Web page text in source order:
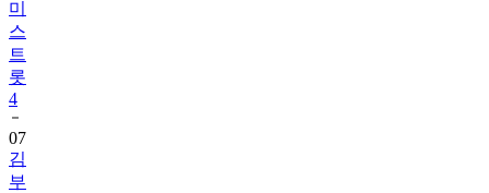
미
스
트
롯
4
07
김
부